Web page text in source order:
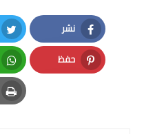
نشر
Facebook
حفظ
Pinterest